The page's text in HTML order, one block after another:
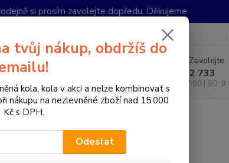
si prosím zavolejte dopředu. Děkujeme
Hledat
Nevíte si rady? Zavolejte.
+420 733 792 733
PO-PÁ 10:00-17:00 | SO:
bez oka
tvůj nákup, obdržíš do
kola, kola v akci a nelze kombinovat s
nákupu na nezlevněné zboží nad 15.000
Kč s DPH.
Odeslat